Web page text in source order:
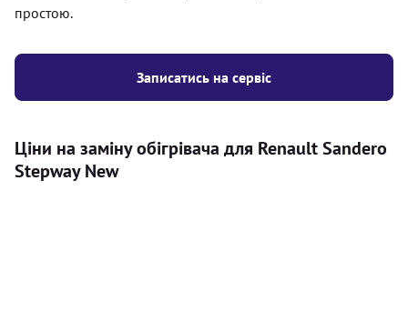
Записатись на сервіс
простою.
Ціни на заміну обігрівача для Renault Sandero
Stepway New